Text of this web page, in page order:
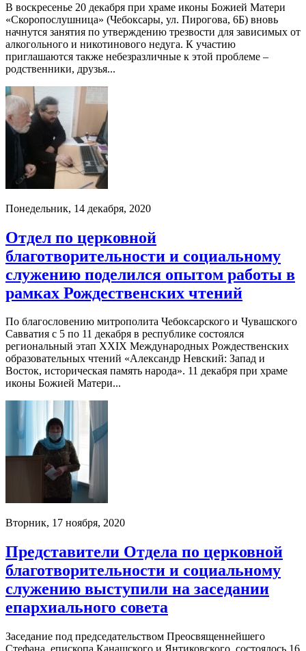
В воскресенье 20 декабря при храме иконы Божией Матери
«Скоропослушница» (Чебоксары, ул. Пирогова, 6Б) вновь
начнутся занятия по утверждению трезвости для зависимых от
алкогольного и никотинового недуга. К участию
приглашаются также небезразличные к этой проблеме –
родственники, друзья...
Понедельник, 14 декабря, 2020
Отдел по церковной
благотворительности и социальному
служению поделился опытом работы в
рамках Рождественских чтений
По благословению митрополита Чебоксарского и Чувашского
Савватия с 5 по 11 декабря в республике состоялся
региональный этап XXIX Международных Рождественских
образовательных чтений «Александр Невский: Запад и
Восток, историческая память народа». 11 декабря при храме
иконы Божией Матери...
Вторник, 17 ноября, 2020
Представители Отдела по церковной
благотворительности и социальному
служению выступили на заседании
епархиального совета
Заседание под председательством Преосвященнейшего